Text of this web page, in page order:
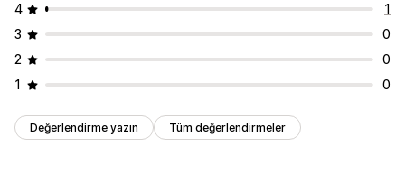
4
1
3
0
2
0
1
0
Değerlendirme yazın Tüm değerlendirmeler